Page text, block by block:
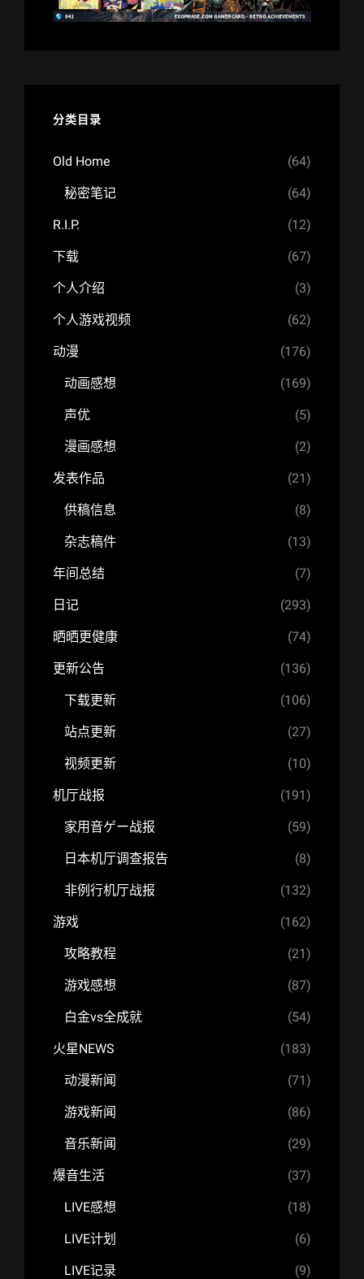
分类目录
Old Home (64)
秘密笔记 (64)
R.I.P. (12)
下载 (67)
个人介绍 (3)
个人游戏视频 (62)
动漫 (176)
动画感想 (169)
声优 (5)
漫画感想 (2)
发表作品 (21)
供稿信息 (8)
杂志稿件 (13)
年间总结 (7)
日记 (293)
晒晒更健康 (74)
更新公告 (136)
下载更新 (106)
站点更新 (27)
视频更新 (10)
机厅战报 (191)
家用音ゲー战报 (59)
日本机厅调查报告 (8)
非例行机厅战报 (132)
游戏 (162)
攻略教程 (21)
游戏感想 (87)
白金vs全成就 (54)
火星NEWS (183)
动漫新闻 (71)
游戏新闻 (86)
音乐新闻 (29)
爆音生活 (37)
LIVE感想 (18)
LIVE计划 (6)
LIVE记录 (9)